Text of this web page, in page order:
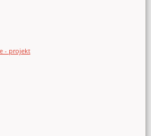
- projekt